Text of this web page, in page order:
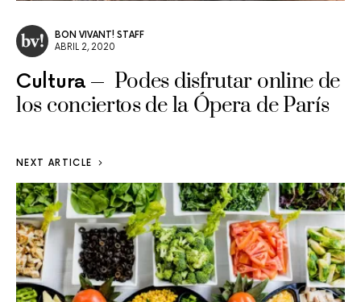
BON VIVANT! STAFF
ABRIL 2, 2020
Cultura
Podes disfrutar online de
los conciertos de la Ópera de París
NEXT ARTICLE